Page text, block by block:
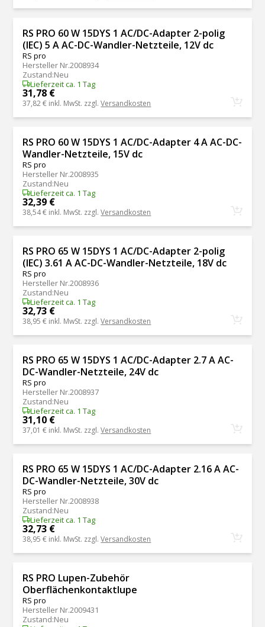
RS PRO 60 W 15DYS 1 AC/DC-Adapter 2-polig
(IEC) 5 A AC-DC-Wandler-Netzteile, 12V dc
RS pro
Hersteller Nr.2008934
Zustand:Neu
Lieferzeit ca. 1 Tag
31,78 €
37,82 € inkl. MwSt. zzgl.Versandkosten
RS PRO 60 W 15DYS 1 AC/DC-Adapter 4 A AC-DC-
Wandler-Netzteile, 15V dc
RS pro
Hersteller Nr.2008935
Zustand:Neu
Lieferzeit ca. 1 Tag
32,39 €
38,54 € inkl. MwSt. zzgl.Versandkosten
RS PRO 65 W 15DYS 1 AC/DC-Adapter 2-polig
(IEC) 3.61 A AC-DC-Wandler-Netzteile, 18V dc
RS pro
Hersteller Nr.2008936
Zustand:Neu
Lieferzeit ca. 1 Tag
32,73 €
38,95 € inkl. MwSt. zzgl.Versandkosten
RS PRO 65 W 15DYS 1 AC/DC-Adapter 2.7 A AC-
DC-Wandler-Netzteile, 24V dc
RS pro
Hersteller Nr.2008937
Zustand:Neu
Lieferzeit ca. 1 Tag
31,10 €
37,01 € inkl. MwSt. zzgl.Versandkosten
RS PRO 65 W 15DYS 1 AC/DC-Adapter 2.16 A AC-
DC-Wandler-Netzteile, 30V dc
RS pro
Hersteller Nr.2008938
Zustand:Neu
Lieferzeit ca. 1 Tag
32,73 €
38,95 € inkl. MwSt. zzgl.Versandkosten
RS PRO Lupen-Zubehör
Oberflächenkontaktlupe
RS pro
Hersteller Nr.2009431
Zustand:Neu